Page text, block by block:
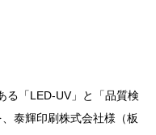
る「LED-UV」と「品質検
泰輝印刷株式会社様（板